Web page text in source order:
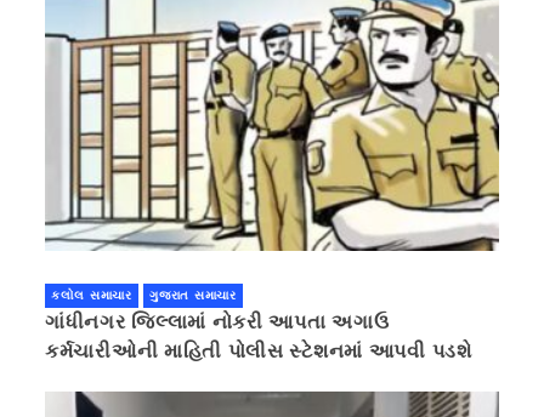
કલોલ સમાચાર ગુજરાત સમાચાર
ગાંધીનગર જિલ્લામાં નોકરી આપતા અગાઉ
કર્મચારીઓની માહિતી પોલીસ સ્ટેશનમાં આપવી પડશે